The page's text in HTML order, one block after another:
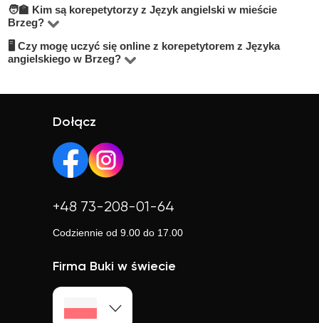
szukać korepetytorów z opcją darmowej lekcji próbnej,
mieście Brzeg wynosi od do 100 zł/h.
Na BUKI możesz znaleźć nauczycieli w niemal
wszystkich dzielnicach miasta Brzeg. Możesz też wybrać
lekcje online, jeśli zależy Ci na elastyczności.
🧑‍🏫 Kim są korepetytorzy z Język angielski w mieście
Brzeg?
Na BUKI znajdziesz wykwalifikowanych nauczycieli,
studentów oraz praktyków z doświadczeniem. Średnia
🖥 Czy mogę uczyć się online z korepetytorem z Języka
angielskiego w Brzeg?
Online możesz uczyć się w elastyczny sposób,
niezależnie od lokalizacji.
Dołącz
+48 73-208-01-64
Codziennie od 9.00 do 17.00
Firma Buki w świecie